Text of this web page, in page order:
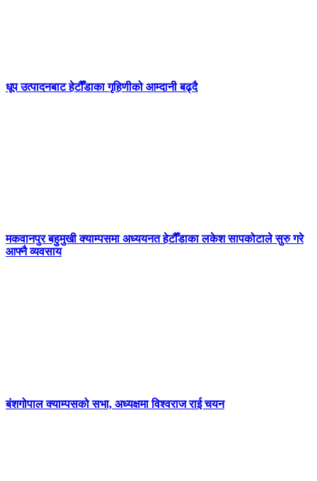
धूप उत्पादनबाट हेटौँडाका गृहिणीको आम्दानी बढ्दै
मकवानपुर बहुमुखी क्याम्पसमा अध्ययनत हेटौँडाका लकेश सापकोटाले सुरु गरे
आफ्नै व्यवसाय
बंशगोपाल क्याम्पसको सभा, अध्यक्षमा विश्वराज राई चयन